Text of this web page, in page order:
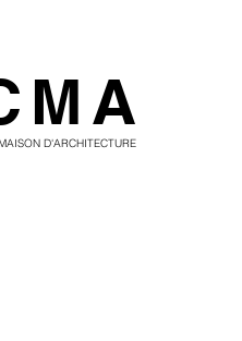
D'ARCHITECTURE